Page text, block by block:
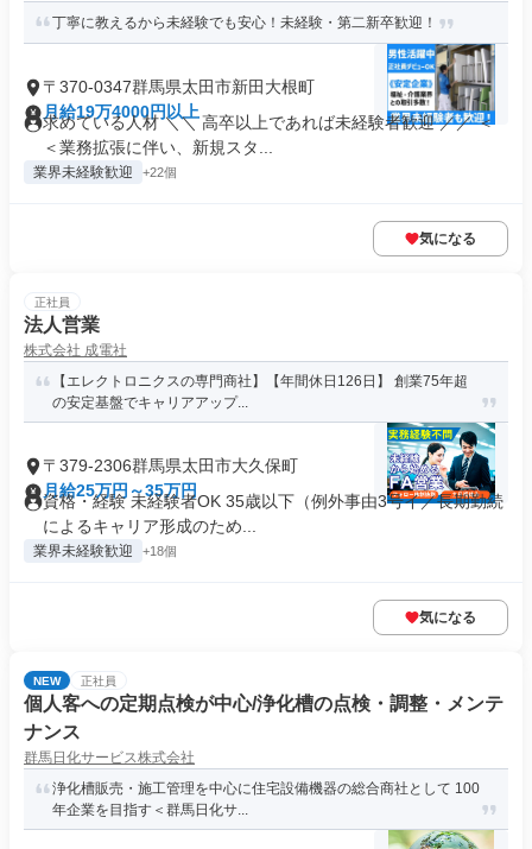
丁寧に教えるから未経験でも安心！未経験・第二新卒歓迎！
〒370-0347群馬県太田市新田大根町
月給19万4000円以上
求めている人材 ＼＼ 高卒以上であれば未経験者歓迎 ／／ ＜
＜業務拡張に伴い、新規スタ...
業界未経験歓迎 +22個
気になる
正社員
法人営業
株式会社 成電社
【エレクトロニクスの専門商社】【年間休日126日】 創業75年超
の安定基盤でキャリアアップ...
〒379-2306群馬県太田市大久保町
月給25万円～35万円
資格・経験 未経験者OK 35歳以下（例外事由3号イ／長期勤続
によるキャリア形成のため...
業界未経験歓迎 +18個
気になる
NEW 正社員
個人客への定期点検が中心/浄化槽の点検・調整・メンテ
ナンス
群馬日化サービス株式会社
浄化槽販売・施工管理を中心に住宅設備機器の総合商社として 100
年企業を目指す＜群馬日化サ...